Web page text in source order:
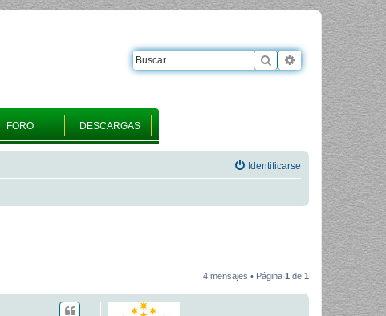
FORO DESCARGAS
Buscar Búsqueda
Identificarse
4 mensajes • Página 1 de 1